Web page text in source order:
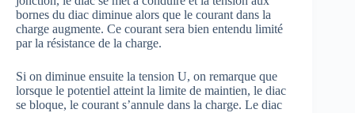
bornes du diac diminue alors que le courant dans la
charge augmente. Ce courant sera bien entendu limité
par la résistance de la charge.
Si on diminue ensuite la tension U, on remarque que
lorsque le potentiel atteint la limite de maintien, le diac
se bloque, le courant s’annule dans la charge. Le diac